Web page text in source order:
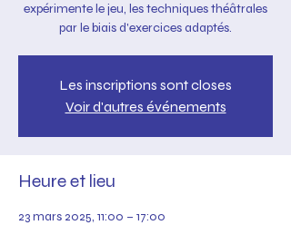
expérimente le jeu, les techniques théâtrales
par le biais d'exercices adaptés.
Les inscriptions sont closes
Voir d'autres événements
Heure et lieu
23 mars 2025, 11:00 – 17:00